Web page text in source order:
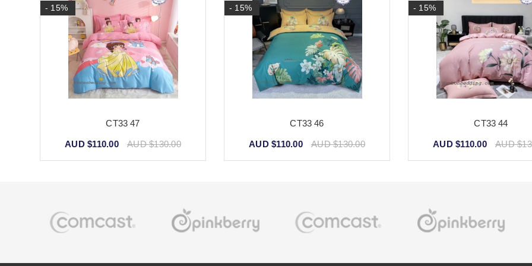
- 15%
CT33 47
AUD $110.00 AUD $130.00
- 15%
CT33 46
AUD $110.00 AUD $130.00
- 15%
CT33 44
AUD $110.00 AUD